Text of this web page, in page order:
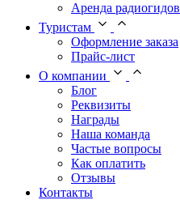
Аренда радиогидов
Туристам
Оформление заказа
Прайс-лист
О компании
Блог
Реквизиты
Награды
Наша команда
Частые вопросы
Как оплатить
Отзывы
Контакты